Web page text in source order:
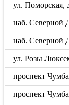
ул. Поморская,
наб. Северной
наб. Северной
ул. Розы
проспект
проспект